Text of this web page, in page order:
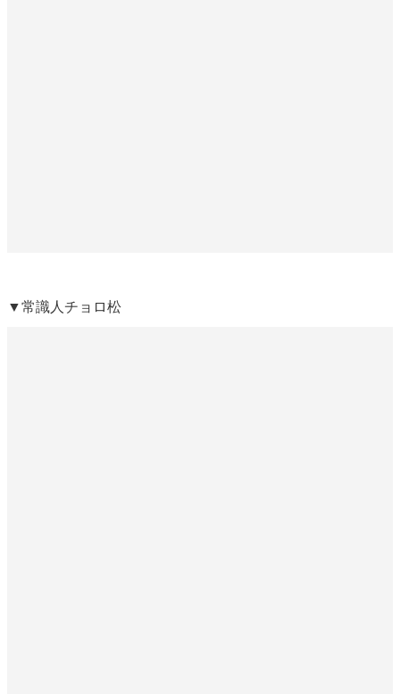
▼常識人チョロ松